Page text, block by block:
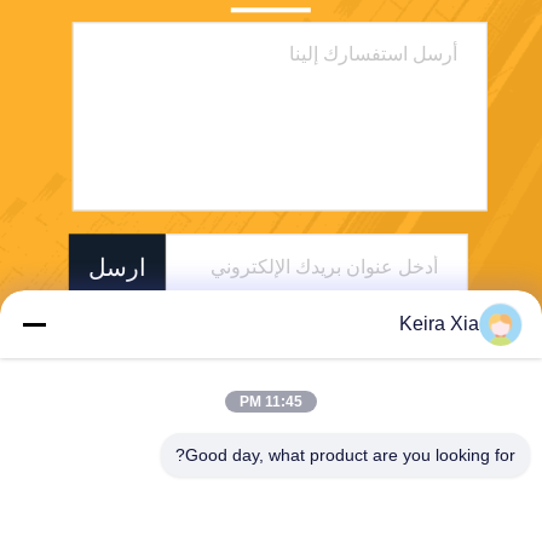
ارسل
Shenzhen Wonsun Machinery & Electrical
Keira Xia
11:45 PM
Good day, what product are you looking for?